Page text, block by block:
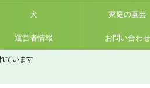
犬 家庭の園芸
運営者情報 お問い合わせ
ています